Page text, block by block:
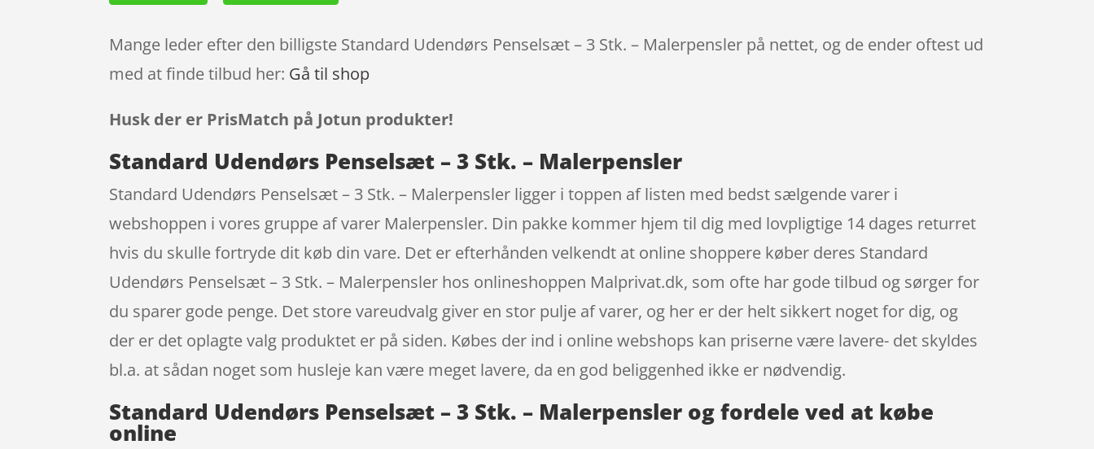
Mange leder efter den billigste Standard Udendørs Penselsæt – 3 Stk. – Malerpensler på nettet, og de ender oftest ud
med at finde tilbud her: Gå til shop
Husk der er PrisMatch på Jotun produkter!
Standard Udendørs Penselsæt – 3 Stk. – Malerpensler
Standard Udendørs Penselsæt – 3 Stk. – Malerpensler ligger i toppen af listen med bedst sælgende varer i
webshoppen i vores gruppe af varer Malerpensler. Din pakke kommer hjem til dig med lovpligtige 14 dages returret
hvis du skulle fortryde dit køb din vare. Det er efterhånden velkendt at online shoppere køber deres Standard
Udendørs Penselsæt – 3 Stk. – Malerpensler hos onlineshoppen Malprivat.dk, som ofte har gode tilbud og sørger for
du sparer gode penge. Det store vareudvalg giver en stor pulje af varer, og her er der helt sikkert noget for dig, og
der er det oplagte valg produktet er på siden. Købes der ind i online webshops kan priserne være lavere- det skyldes
bl.a. at sådan noget som husleje kan være meget lavere, da en god beliggenhed ikke er nødvendig.
Standard Udendørs Penselsæt – 3 Stk. – Malerpensler og fordele ved at købe
online